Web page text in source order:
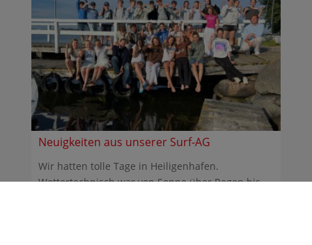
Neuigkeiten aus unserer Surf-AG
Wir hatten tolle Tage in Heiligenhafen.
Wettertechnisch war von Sonne über Regen bis